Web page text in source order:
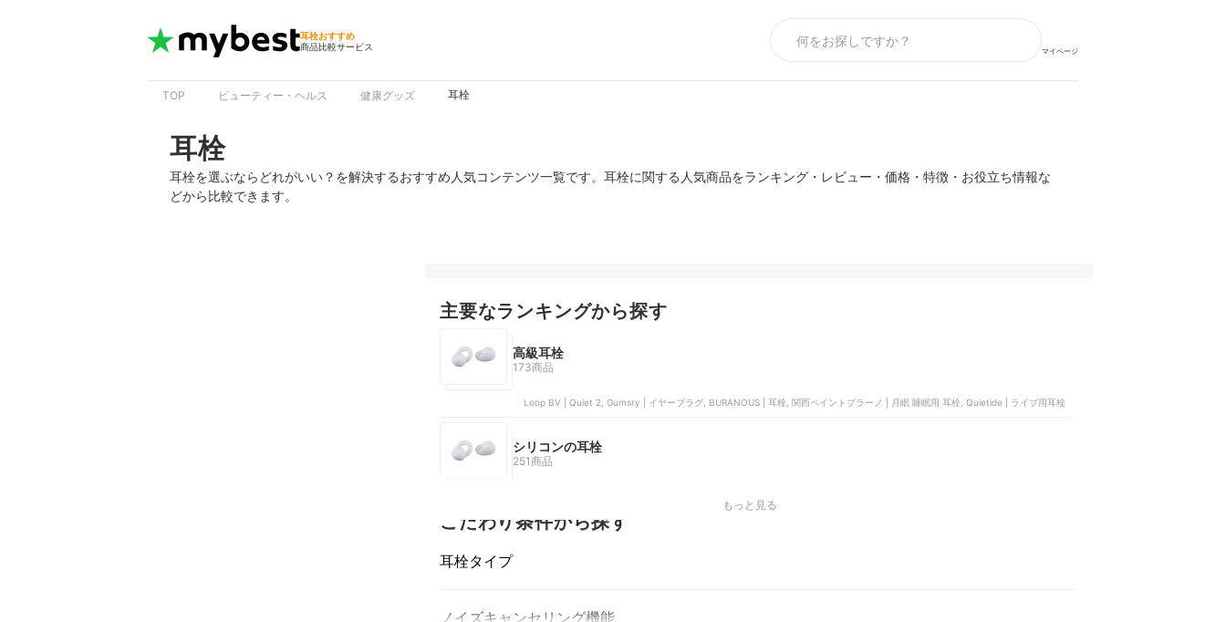
耳栓おすすめ
商品比較サービス
マイページ
TOP ビューティー・ヘルス 健康グッズ 耳栓
耳栓
耳栓を選ぶならどれがいい？を解決するおすすめ人気コンテンツ一覧です。耳栓に関する人気商品をランキング・レビュー・価格・特徴・お役立ち情報な
どから比較できます。
主要なランキングから探す
高級耳栓
173商品
Loop BV | Quiet 2, Gumsry | イヤープラグ, BURANOUS | 耳栓, 関西ペイントブラーノ | 月眠 睡眠用 耳栓, Quietide | ライブ用耳栓
シリコンの耳栓
251商品
もっと見る
こだわり条件から探す
耳栓タイプ
ノイズキャンセリング機能